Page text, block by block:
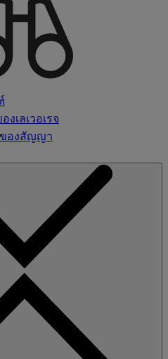
เลเวอเรจ
ของสัญญา